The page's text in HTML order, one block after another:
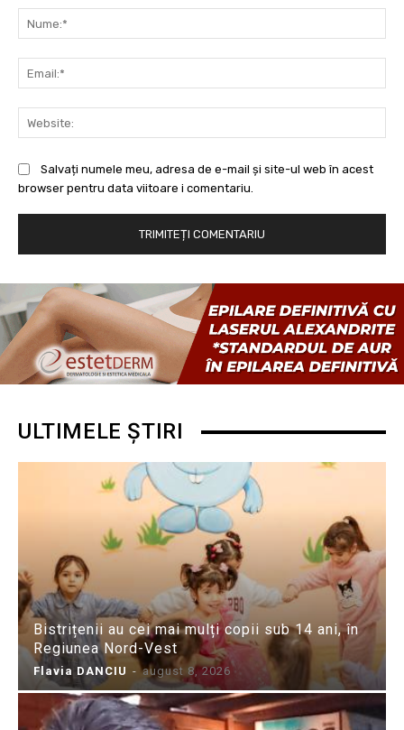
Salvați numele meu, adresa de e-mail și site-ul web în acest
browser pentru data viitoare i comentariu.
ULTIMELE ȘTIRI
Bistrițenii au cei mai mulți copii sub 14 ani, în
Regiunea Nord-Vest
Flavia DANCIU - august 8, 2026